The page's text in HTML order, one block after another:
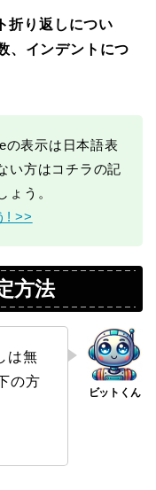
折り返しについ
、インデントにつ
の表示は日本語表
い方はコチラの記
ょう。
! >>
方法
は無
の方